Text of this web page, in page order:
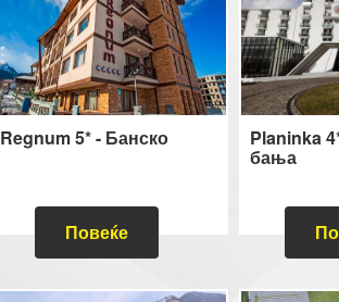
Regnum 5* - Банско
Повеќе
Planinka
бања